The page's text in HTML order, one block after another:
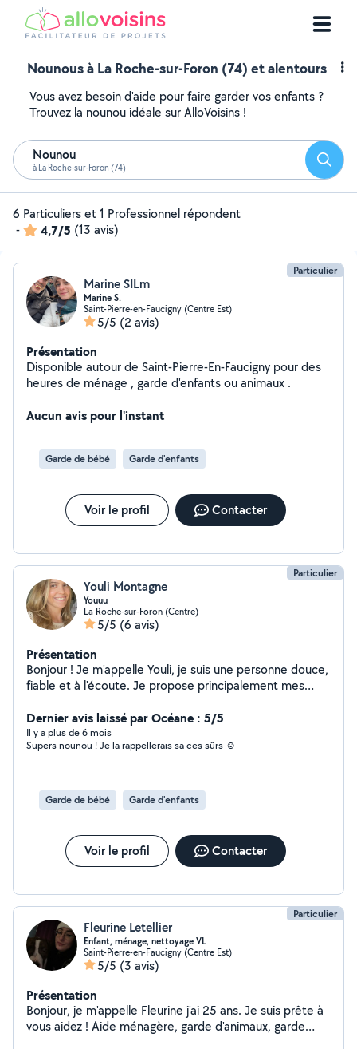
Nounous à La Roche-sur-Foron (74) et alentours
Vous avez besoin d'aide pour faire garder vos enfants ?
Trouvez la nounou idéale sur AlloVoisins !
Nounou
à La Roche-sur-Foron (74)
6 Particuliers et 1 Professionnel répondent
-
4,7/5 (13 avis)
Particulier
Marine SILm
Marine S.
Saint-Pierre-en-Faucigny (Centre Est)
5/5 (2 avis)
Présentation
Disponible autour de Saint-Pierre-En-Faucigny pour des
heures de ménage , garde d'enfants ou animaux .
Aucun avis pour l'instant
Garde de bébé Garde d'enfants
Voir le profil Contacter
Particulier
Youli Montagne
Youuu
La Roche-sur-Foron (Centre)
5/5 (6 avis)
Présentation
Bonjour ! Je m'appelle Youli, je suis une personne douce,
fiable et à l'écoute. Je propose principalement mes
enfants et je veille toujours à leur bien-être avec
patience, bienveillance et responsabilité. Je suis
disponible uniquement pour des gardes ponctuelles,
bientôt j'espère !
Dernier avis laissé par Océane : 5/5
Il y a plus de 6 mois
Supers nounou ! Je la rappellerais sa ces sûrs ☺️
Garde de bébé Garde d'enfants
Voir le profil Contacter
Particulier
Fleurine Letellier
Enfant, ménage, nettoyage VL
Saint-Pierre-en-Faucigny (Centre Est)
5/5 (3 avis)
Présentation
Bonjour, je m'appelle Fleurine j'ai 25 ans. Je suis prête à
vous aidez ! Aide ménagère, garde d'animaux, garde